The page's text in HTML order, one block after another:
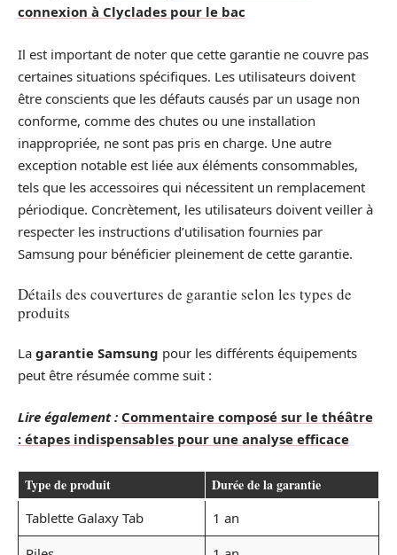
connexion à Clyclades pour le bac
Il est important de noter que cette garantie ne couvre pas
certaines situations spécifiques. Les utilisateurs doivent
être conscients que les défauts causés par un usage non
conforme, comme des chutes ou une installation
inappropriée, ne sont pas pris en charge. Une autre
exception notable est liée aux éléments consommables,
tels que les accessoires qui nécessitent un remplacement
périodique. Concrètement, les utilisateurs doivent veiller à
respecter les instructions d’utilisation fournies par
Samsung pour bénéficier pleinement de cette garantie.
Détails des couvertures de garantie selon les types de
produits
La garantie Samsung pour les différents équipements
peut être résumée comme suit :
Lire également : Commentaire composé sur le théâtre
: étapes indispensables pour une analyse efficace
Type de produit Durée de la garantie
Tablette Galaxy Tab
1 an